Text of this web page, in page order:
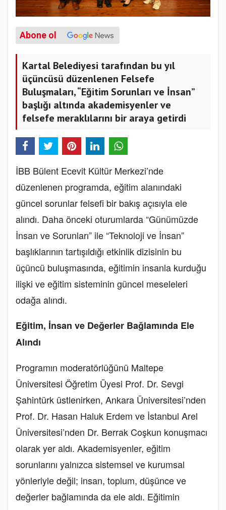
Abone ol
Kartal Belediyesi tarafından bu yıl
üçüncüsü düzenlenen Felsefe
Buluşmaları, “Eğitim Sorunları ve İnsan”
başlığı altında akademisyenler ve
felsefe meraklılarını bir araya getirdi
İBB Bülent Ecevit Kültür Merkezi’nde
düzenlenen programda, eğitim alanındaki
güncel sorunlar felsefi bir bakış açısıyla ele
alındı. Daha önceki oturumlarda “Günümüzde
İnsan ve Sorunları” ile “Teknoloji ve İnsan”
başlıklarının tartışıldığı etkinlik dizisinin bu
üçüncü buluşmasında, eğitimin insanla kurduğu
ilişki ve eğitim sisteminin güncel meseleleri
odağa alındı.
Eğitim, İnsan ve Değerler Bağlamında Ele
Alındı
Programın moderatörlüğünü Maltepe
Üniversitesi Öğretim Üyesi Prof. Dr. Sevgi
Şahintürk üstlenirken, Ankara Üniversitesi’nden
Prof. Dr. Hasan Haluk Erdem ve İstanbul Arel
Üniversitesi’nden Dr. Berrak Coşkun konuşmacı
olarak yer aldı. Akademisyenler, eğitim
sorunlarını yalnızca sistemsel ve kurumsal
yönleriyle değil; insan, toplum, düşünce ve
değerler bağlamında da ele aldı. Eğitimin